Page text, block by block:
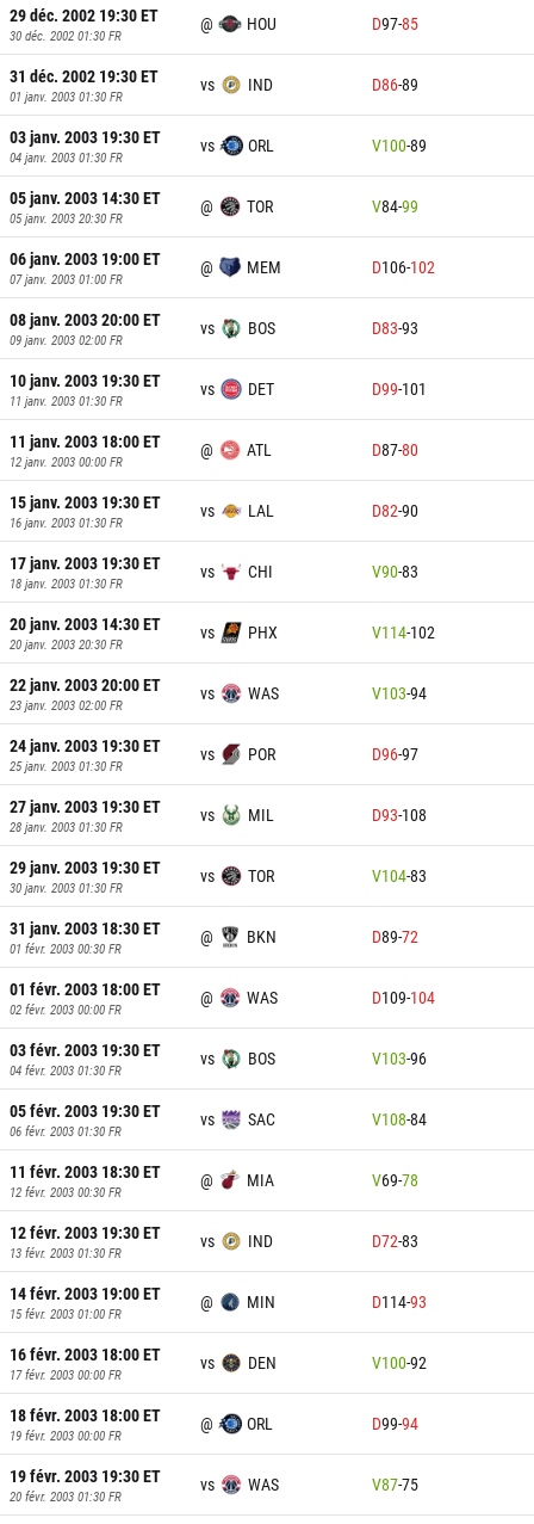
29 déc. 2002 19:30ET
30 déc. 2002 01:30 FR
@ HOU D97-85
31 déc. 2002 19:30ET
01 janv. 2003 01:30 FR
vs IND D86-89
03 janv. 2003 19:30ET
04 janv. 2003 01:30 FR
vs ORL V100-89
05 janv. 2003 14:30ET
05 janv. 2003 20:30 FR
@ TOR V84-99
06 janv. 2003 19:00ET
07 janv. 2003 01:00 FR
@ MEM D106-102
08 janv. 2003 20:00ET
09 janv. 2003 02:00 FR
vs BOS D83-93
10 janv. 2003 19:30ET
11 janv. 2003 01:30 FR
vs DET D99-101
11 janv. 2003 18:00ET
12 janv. 2003 00:00 FR
@ ATL D87-80
15 janv. 2003 19:30ET
16 janv. 2003 01:30 FR
vs LAL D82-90
17 janv. 2003 19:30ET
18 janv. 2003 01:30 FR
vs CHI V90-83
20 janv. 2003 14:30ET
20 janv. 2003 20:30 FR
vs PHX V114-102
22 janv. 2003 20:00ET
23 janv. 2003 02:00 FR
vs WAS V103-94
24 janv. 2003 19:30ET
25 janv. 2003 01:30 FR
vs POR D96-97
27 janv. 2003 19:30ET
28 janv. 2003 01:30 FR
vs MIL D93-108
29 janv. 2003 19:30ET
30 janv. 2003 01:30 FR
vs TOR V104-83
31 janv. 2003 18:30ET
01 févr. 2003 00:30 FR
@ BKN D89-72
01 févr. 2003 18:00ET
02 févr. 2003 00:00 FR
@ WAS D109-104
03 févr. 2003 19:30ET
04 févr. 2003 01:30 FR
vs BOS V103-96
05 févr. 2003 19:30ET
06 févr. 2003 01:30 FR
vs SAC V108-84
11 févr. 2003 18:30ET
12 févr. 2003 00:30 FR
@ MIA V69-78
12 févr. 2003 19:30ET
13 févr. 2003 01:30 FR
vs IND D72-83
14 févr. 2003 19:00ET
15 févr. 2003 01:00 FR
@ MIN D114-93
16 févr. 2003 18:00ET
17 févr. 2003 00:00 FR
vs DEN V100-92
18 févr. 2003 18:00ET
19 févr. 2003 00:00 FR
@ ORL D99-94
19 févr. 2003 19:30ET
20 févr. 2003 01:30 FR
vs WAS V87-75